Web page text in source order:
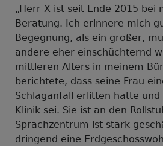
„Herr X ist seit Ende 2015 bei
Beratung. Ich erinnere mich
Begegnung, als ein großer,
andere eher einschüchternd
mittleren Alters in meinem
berichtete, dass seine Frau
Schlaganfall erlitten hatte und
Klinik sei. Sie ist an den
Sprachzentrum ist stark
dringend eine